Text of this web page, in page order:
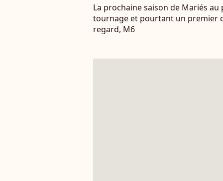
La prochaine saison de Mariés
tournage et pourtant un premier
regard, M6